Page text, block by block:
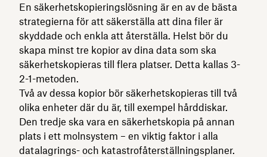
En säkerhetskopieringslösning är en av de bästa
strategierna för att säkerställa att dina filer är
skyddade och enkla att återställa. Helst bör du
skapa minst tre kopior av dina data som ska
säkerhetskopieras till flera platser. Detta kallas 3-
2-1-metoden.
Två av dessa kopior bör säkerhetskopieras till två
olika enheter där du är, till exempel hårddiskar.
Den tredje ska vara en säkerhetskopia på annan
plats i ett molnsystem – en viktig faktor i alla
datalagrings- och katastrofåterställningsplaner.